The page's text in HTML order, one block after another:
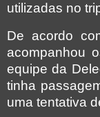
utilizadas no
De acordo
acompanhou
equipe da
tinha
uma tentativa